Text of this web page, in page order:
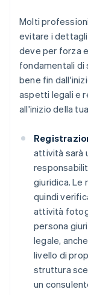
Molti
evitare i dettagli
deve per forza
fondamentali di
bene fin
aspetti legali e
all'inizio della
attività sarà
giuridica. Le
quindi
attività
persona
legale,
livello di
struttura
un